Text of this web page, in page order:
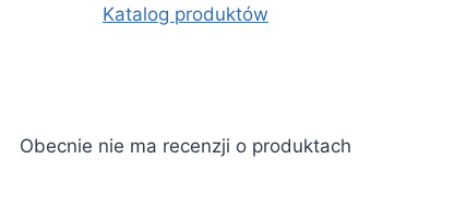
Katalog produktów
Obecnie nie ma recenzji o produktach